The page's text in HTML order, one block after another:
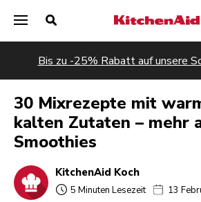
Bis zu -25% Rabatt auf unsere
30 Mixrezepte mit
kalten Zutaten – mehr
Smoothies
KitchenAid Koch
5 Minuten Lesezeit 13